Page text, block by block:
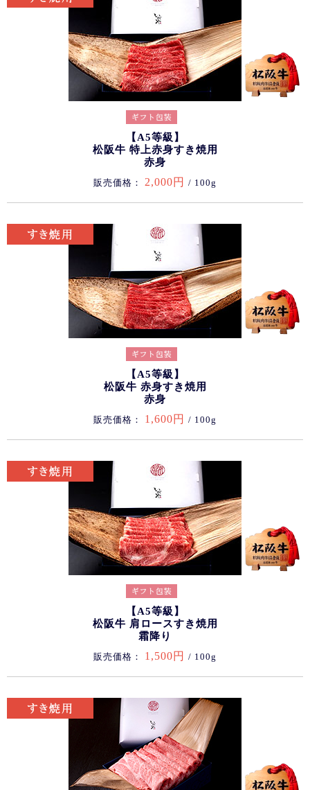
【A5等級】
松阪牛 特上赤身すき焼用
赤身
販売価格： 2,000円 / 100g
【A5等級】
松阪牛 赤身すき焼用
赤身
販売価格： 1,600円 / 100g
【A5等級】
松阪牛 肩ロースすき焼用
霜降り
販売価格： 1,500円 / 100g